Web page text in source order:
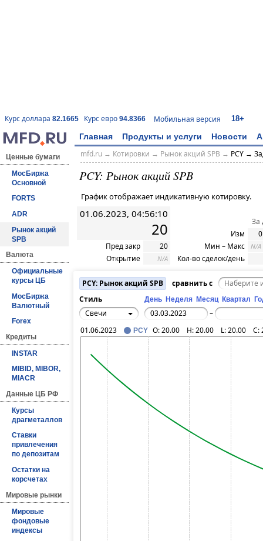
Курс доллара 82.1665 Курс евро 94.8366 Мобильная версия 18+
Главная Продукты и услуги Новости
Ценные бумаги
МосБиржа
Основной
FORTS
ADR
Рынок акций
SPB
Валюта
Официальные
курсы ЦБ
МосБиржа
Валютный
Forex
Кредиты
INSTAR
MIBID, MIBOR,
MIACR
Данные ЦБ РФ
Курсы
драгметаллов
Ставки
привлечения
по депозитам
Остатки на
корсчетах
Мировые рынки
Мировые
фондовые
индексы
mfd.ru→ Котировки → Рынок акций SPB → PCY →
PCY: Рынок акций SPB
График отображает индикативную котировку.
01.06.2023, 04:56:10
20
Пред закр
20
Открытие
N/A
За
Изм
Мин – Макс
N/A
Кол-во сделок/день
PCY: Рынок акций SPB
сравнить с
Стиль
День Неделя Месяц Квартал
Свечи
–
01.06.2023
PCY O:20.00 H:20.00 L:20.00 C: